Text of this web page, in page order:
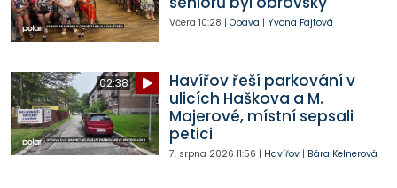
Včera 10:28 | Opava | Yvona Fajtová
02:38
Havířov řeší parkování v
ulicích Haškova a M.
Majerové, místní sepsali
petici
7. srpna 2026 11:56 | Havířov| Bára Kelnerová